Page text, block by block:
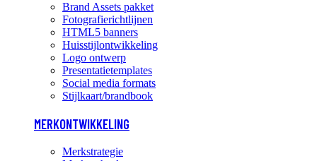
Brand Assets pakket
Fotografierichtlijnen
HTML5 banners
Huisstijlontwikkeling
Logo ontwerp
Presentatietemplates
Social media formats
Stijlkaart/brandbook
MERKONTWIKKELING
Merkstrategie